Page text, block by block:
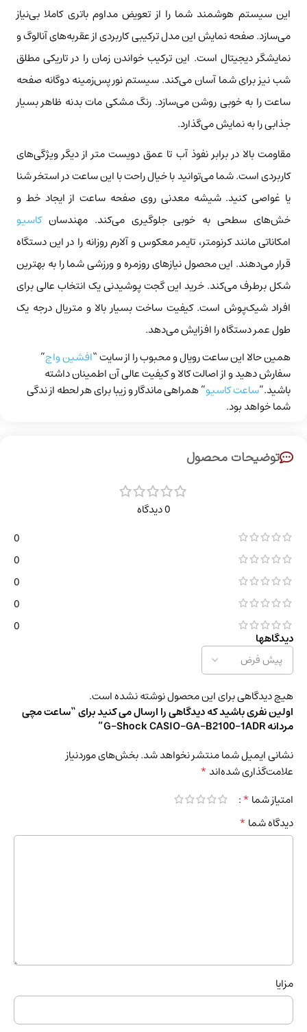
این سیستم هوشمند شما را از تعویض مداوم باتری کاملا بی‌نیاز
می‌سازد. صفحه نمایش این مدل ترکیبی کاربردی از عقربه‌های آنالوگ و
نمایشگر دیجیتال است. این ترکیب خواندن زمان را در تاریکی مطلق
شب نیز برای شما آسان می‌کند. سیستم نور پس‌زمینه دوگانه صفحه
ساعت را به خوبی روشن می‌سازد. رنگ مشکی مات بدنه ظاهر بسیار
جذابی را به نمایش می‌گذارد.
مقاومت بالا در برابر نفوذ آب تا عمق دویست متر از دیگر ویژگی‌های
کاربردی است. شما می‌توانید با خیال راحت با این ساعت در استخر شنا
یا غواصی کنید. شیشه معدنی روی صفحه ساعت از ایجاد خط و
خش‌های سطحی به خوبی جلوگیری می‌کند. مهندسانکاسیو
امکاناتی مانند کرنومتر، تایمر معکوس و آلارم روزانه را در این دستگاه
قرار می‌دهند. این محصول نیازهای روزمره و ورزشی شما را به بهترین
شکل برطرف می‌کند. خرید این گجت پوشیدنی یک انتخاب عالی برای
افراد شیک‌پوش است. کیفیت ساخت بسیار بالا و متریال درجه یک
طول عمر دستگاه را افزایش می‌دهد.
همین حالا این ساعت رویال و محبوب را از سایت “افشین واچ”
سفارش دهید و از اصالت کالا و کیفیت عالی آن اطمینان داشته
باشید.”ساعت کاسیو” همراهی ماندگار و زیبا برای هر لحطه از ندگی
شما خواهد بود.
توضیحات محصول
0 دیدگاه
0
0
0
0
0
دیدگاهها
هیچ دیدگاهی برای این محصول نوشته نشده است.
اولین نفری باشید که دیدگاهی را ارسال می کنید برای “ساعت مچی
مردانه G-Shock CASIO-GA-B2100-1ADR”
نشانی ایمیل شما منتشر نخواهد شد.بخش‌های موردنیاز
علامت‌گذاری شده‌اند*
امتیاز شما*
دیدگاه شما*
مزایا